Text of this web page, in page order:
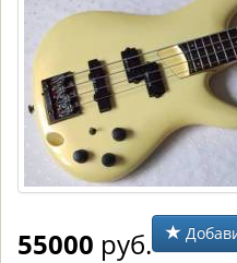
55000 руб.